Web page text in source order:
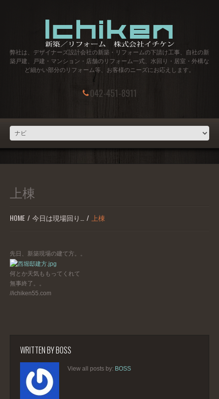
弊社は、デザイナーズ設計会社の新築・リフォームの下請け工事、自社の新
築戸建、戸建・マンション・店舗のリフォーム一式、水回り・居室・外構な
ど細かい部分のリフォーム等、お客様のニーズにお応えします。
042-451-8911
上棟
HOME 今日は現場回り… 上棟
先日、新築現場の建て方。。
何とか天気ももってくれて
無事終了。。
//ichiken55.com
WRITTEN BYBOSS
View all posts by: BOSS